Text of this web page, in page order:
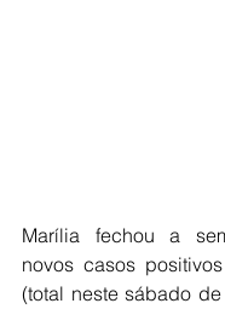
Marília fechou a
novos casos
(total neste sábado